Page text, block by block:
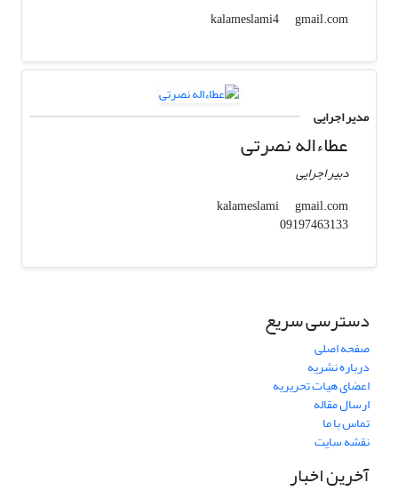
kalameslami4
gmail.com
مدیر اجرایی
عطاءاله نصرتی
دبیر اجرایی
kalameslami
gmail.com
09197463133
دسترسی سریع
صفحه اصلی
درباره نشریه
اعضای هیات تحریریه
ارسال مقاله
تماس با ما
نقشه سایت
آخرین اخبار